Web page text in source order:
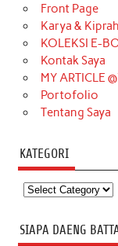
Front Page
Karya & Kiprah
KOLEKSI E-
Kontak Saya
MY ARTICLE
Portofolio
Tentang Saya
KATEGORI
Kategori
SIAPA DAENG